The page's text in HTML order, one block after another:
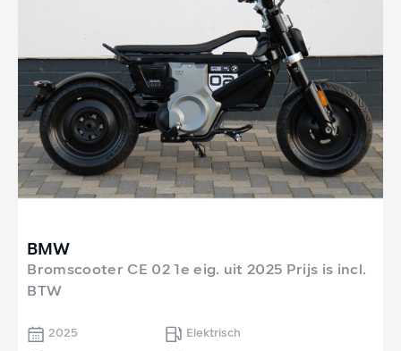
BMW
Bromscooter CE 02 1e eig. uit 2025 Prijs is incl.
BTW
2025
Elektrisch